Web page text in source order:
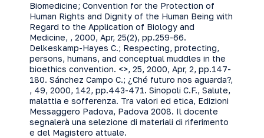
Biomedicine; Convention for the Protection of
Human Rights and Dignity of the Human Being with
Regard to the Application of Biology and
Medicine, , 2000, Apr, 25(2), pp.259-66.
Delkeskamp-Hayes C.; Respecting, protecting,
persons, humans, and conceptual muddles in the
bioethics convention. <>, 25, 2000, Apr, 2, pp.147-
180. Sánchez Campo C.; ¿Ché futuro nos aguarda?,
, 49, 2000, 142, pp.443-471. Sinopoli C.F., Salute,
malattia e sofferenza. Tra valori ed etica, Edizioni
Messaggero Padova, Padova 2008. Il docente
segnalerà una selezione di materiali di riferimento
e del Magistero attuale.